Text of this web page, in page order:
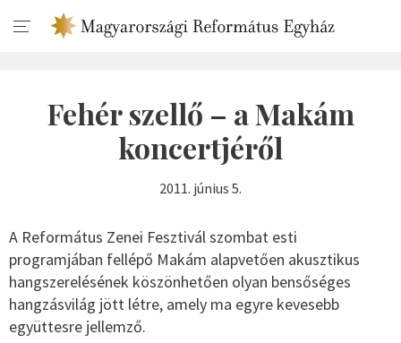
Fehér szellő – a Makám
koncertjéről
2011. június 5.
A Református Zenei Fesztivál szombat esti
programjában fellépő Makám alapvetően akusztikus
hangszerelésének köszönhetően olyan bensőséges
hangzásvilág jött létre, amely ma egyre kevesebb
együttesre jellemző.